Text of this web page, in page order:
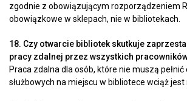
zgodnie z obowiązującym rozporządzeniem
obowiązkowe w sklepach, nie w bibliotekach.
18. Czy otwarcie bibliotek skutkuje
pracy zdalnej przez wszystkich
Praca zdalna dla osób, które nie muszą
służbowych na miejscu w bibliotece wciąż